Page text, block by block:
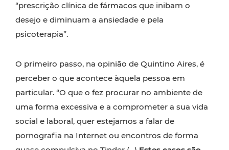
“prescrição clínica de fármacos que inibam o
desejo e diminuam a ansiedade e pela
psicoterapia”.
O primeiro passo, na opinião de Quintino Aires, é
perceber o que acontece àquela pessoa em
particular. “O que o fez procurar no ambiente de
uma forma excessiva e a comprometer a sua vida
social e laboral, quer estejamos a falar de
pornografia na Internet ou encontros de forma